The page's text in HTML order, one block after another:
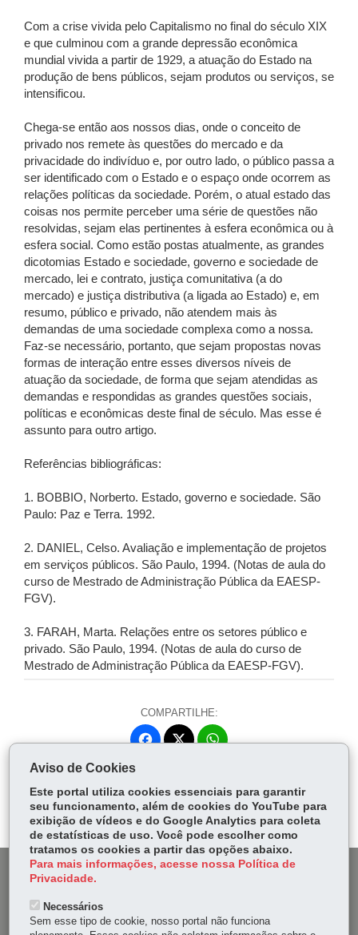
Com a crise vivida pelo Capitalismo no final do século XIX
e que culminou com a grande depressão econômica
mundial vivida a partir de 1929, a atuação do Estado na
produção de bens públicos, sejam produtos ou serviços, se
intensificou.
Chega-se então aos nossos dias, onde o conceito de
privado nos remete às questões do mercado e da
privacidade do indivíduo e, por outro lado, o público passa a
ser identificado com o Estado e o espaço onde ocorrem as
relações políticas da sociedade. Porém, o atual estado das
coisas nos permite perceber uma série de questões não
resolvidas, sejam elas pertinentes à esfera econômica ou à
esfera social. Como estão postas atualmente, as grandes
dicotomias Estado e sociedade, governo e sociedade de
mercado, lei e contrato, justiça comunitativa (a do
mercado) e justiça distributiva (a ligada ao Estado) e, em
resumo, público e privado, não atendem mais às
demandas de uma sociedade complexa como a nossa.
Faz-se necessário, portanto, que sejam propostas novas
formas de interação entre esses diversos níveis de
atuação da sociedade, de forma que sejam atendidas as
demandas e respondidas as grandes questões sociais,
políticas e econômicas deste final de século. Mas esse é
assunto para outro artigo.
Referências bibliográficas:
1. BOBBIO, Norberto. Estado, governo e sociedade. São
Paulo: Paz e Terra. 1992.
2. DANIEL, Celso. Avaliação e implementação de projetos
em serviços públicos. São Paulo, 1994. (Notas de aula do
curso de Mestrado de Administração Pública da EAESP-
FGV).
3. FARAH, Marta. Relações entre os setores público e
privado. São Paulo, 1994. (Notas de aula do curso de
Mestrado de Administração Pública da EAESP-FGV).
COMPARTILHE:
Fa
ok
itt
er
W
Ap
p
DENUNCIE CORRUPÇÃO
OUVIDORIA
Aviso de Cookies
Este portal utiliza cookies essenciais para garantir
seu funcionamento, além de cookies do YouTube para
exibição de vídeos e do Google Analytics para coleta
de estatísticas de uso. Você pode escolher como
tratamos os cookies a partir das opções abaixo.
Para mais informações, acesse nossa Política de
Privacidade.
Necessários
Sem esse tipo de cookie, nosso portal não funciona